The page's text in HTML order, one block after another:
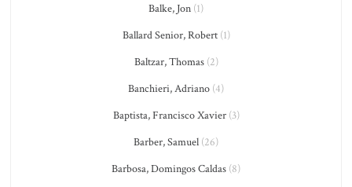
Balke, Jon (1)
Ballard Senior, Robert(1)
Baltzar, Thomas(2)
Banchieri, Adriano (4)
Baptista, Francisco Xavier(3)
Barber, Samuel (26)
Barbosa, Domingos Caldas (8)